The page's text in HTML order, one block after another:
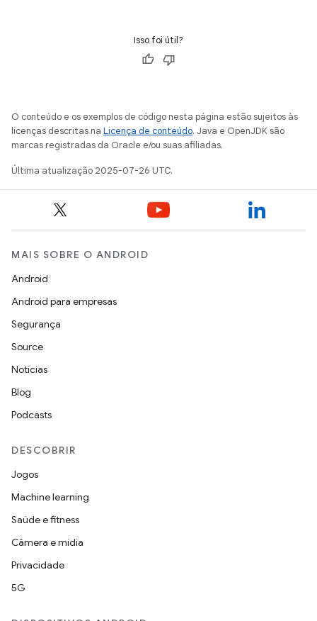
Isso foi útil?
O conteúdo e os exemplos de código nesta página estão sujeitos às
licenças descritas na Licença de conteúdo. Java e OpenJDK são
marcas registradas da Oracle e/ou suas afiliadas.
Última atualização 2025-07-26 UTC.
MAIS SOBRE O ANDROID
Android
Android para empresas
Segurança
Source
Notícias
Blog
Podcasts
DESCOBRIR
Jogos
Machine learning
Saúde e fitness
Câmera e mídia
Privacidade
5G